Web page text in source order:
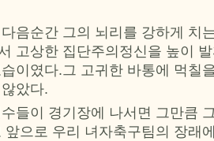
음순간 그의 뇌리를 강하게 치
고상한 집단주의정신을 높이
이였다.그 고귀한 바통에 먹칠
았다.
들이 경기장에 나서면 그만큼
앞으로 우리 녀자축구팀의 장래